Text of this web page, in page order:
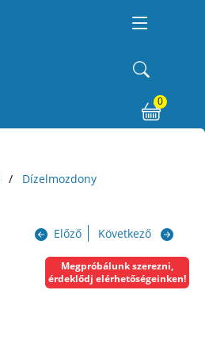
0
Dízelmozdony
Előző Következő
Megpróbálunk szerezni,
érdeklődj elérhetőségeinken!